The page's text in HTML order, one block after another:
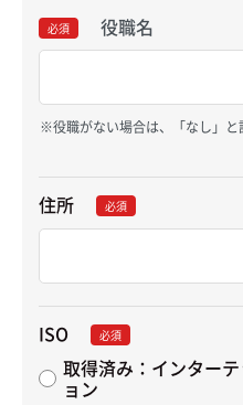
必須 役職名
役職がない場合は、「なし」と
住所 必須
ISO 必須
取得済み：インター
ョン